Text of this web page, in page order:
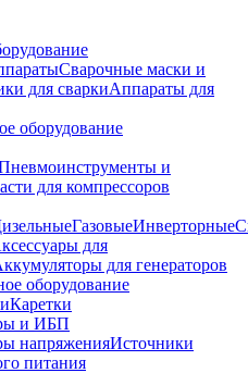
Сварочные маски и
для сваркиАппараты для
оборудование
и
для компрессоров
ГазовыеИнверторные
для
для генераторов
оборудование
Каретки
и ИБП
напряженияИсточники
питания